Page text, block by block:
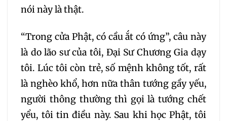
343 344
346 347 348
351
352 353 354
nói này là thật.
“Trong cửa Phật, có cầu ắt có ứng”, câu này
là do lão sư của tôi, Đại Sư Chương Gia dạy
tôi. Lúc tôi còn trẻ, số mệnh không tốt, rất
là nghèo khổ, hơn nữa thân tướng gầy yếu,
người thông thường thì gọi là tướng chết
yểu, tôi tin điều này. Sau khi học Phật, tôi